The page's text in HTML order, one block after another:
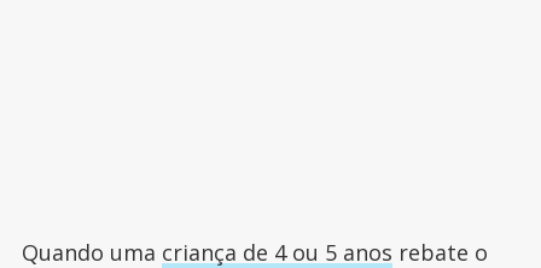
Quando uma criança de 4 ou 5 anos rebate o